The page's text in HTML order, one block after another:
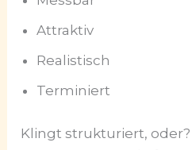
Attraktiv
Realistisch
Terminiert
Klingt strukturiert, oder?